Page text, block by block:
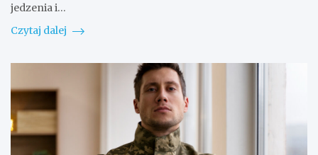
jedzenia i…
Czytaj dalej